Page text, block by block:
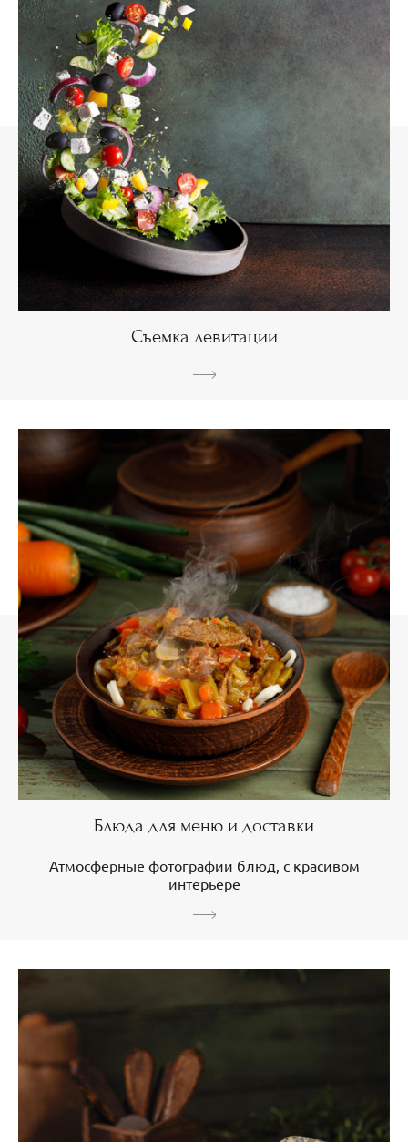
Съемка левитации
Блюда для меню и доставки
Атмосферные фотографии блюд, с красивом
интерьере